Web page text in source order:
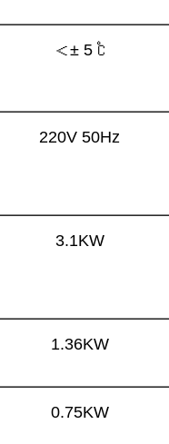
＜± 5 ℃
220V 50Hz
3.1KW
1.36KW
0.75KW